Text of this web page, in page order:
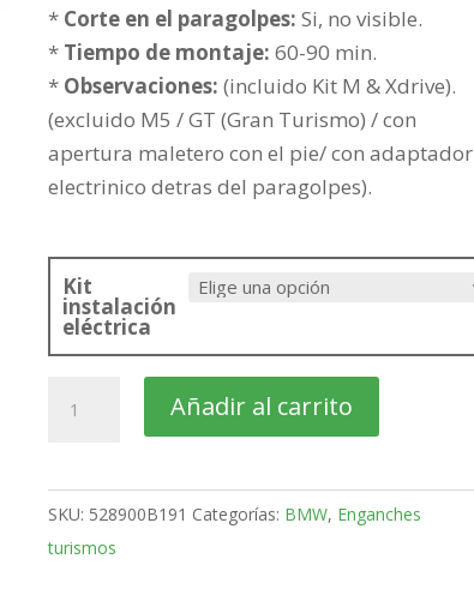
821,89€
* Corte en el paragolpes: Si, no visible.
* Tiempo de montaje: 60-90 min.
* Observaciones: (incluido Kit M & Xdrive).
(excluido M5 / GT (Gran Turismo) / con
apertura maletero con el pie/ con adaptador
electrinico detras del paragolpes).
Kit
instalación
eléctrica
Serie
4
Puertas
Bola
Añadir al carrito
SKU: 528900B191 Categorías: BMW, Enganches
turismos